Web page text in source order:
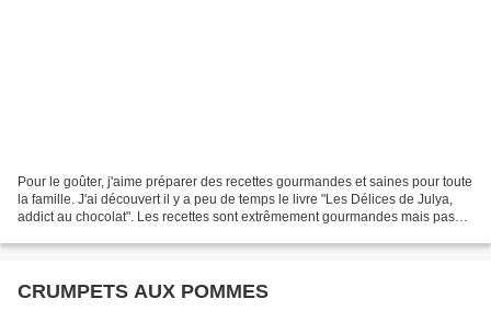
Pour le goûter, j'aime préparer des recettes gourmandes et saines pour toute
la famille. J'ai découvert il y a peu de temps le livre "Les Délices de Julya,
addict au chocolat". Les recettes sont extrêmement gourmandes mais pas
CRUMPETS AUX POMMES